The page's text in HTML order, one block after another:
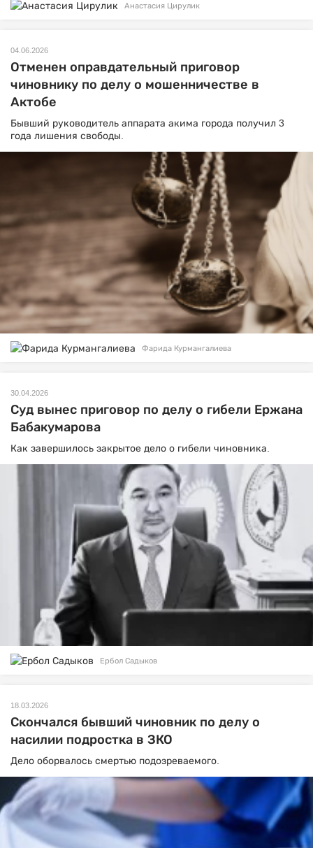
Анастасия Цирулик
04.06.2026
Отменен оправдательный приговор
чиновнику по делу о мошенничестве в
Актобе
Бывший руководитель аппарата акима города получил 3
года лишения свободы.
Фарида Курмангалиева
30.04.2026
Суд вынес приговор по делу о гибели Ержана
Бабакумарова
Как завершилось закрытое дело о гибели чиновника.
Ербол Садыков
18.03.2026
Скончался бывший чиновник по делу о
насилии подростка в ЗКО
Дело оборвалось смертью подозреваемого.